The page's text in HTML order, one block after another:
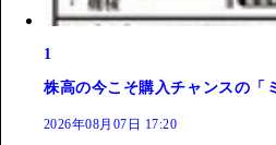
1
株高の今こそ購入チャンスの「
2026年08月07日 17:20